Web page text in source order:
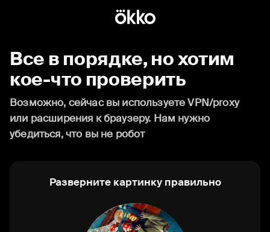
Все в порядке, но хотим
кое-что проверить
Возможно, сейчас вы используете VPN/proxy
или расширения к браузеру. Нам нужно
убедиться, что вы не робот
Разверните картинку правильно